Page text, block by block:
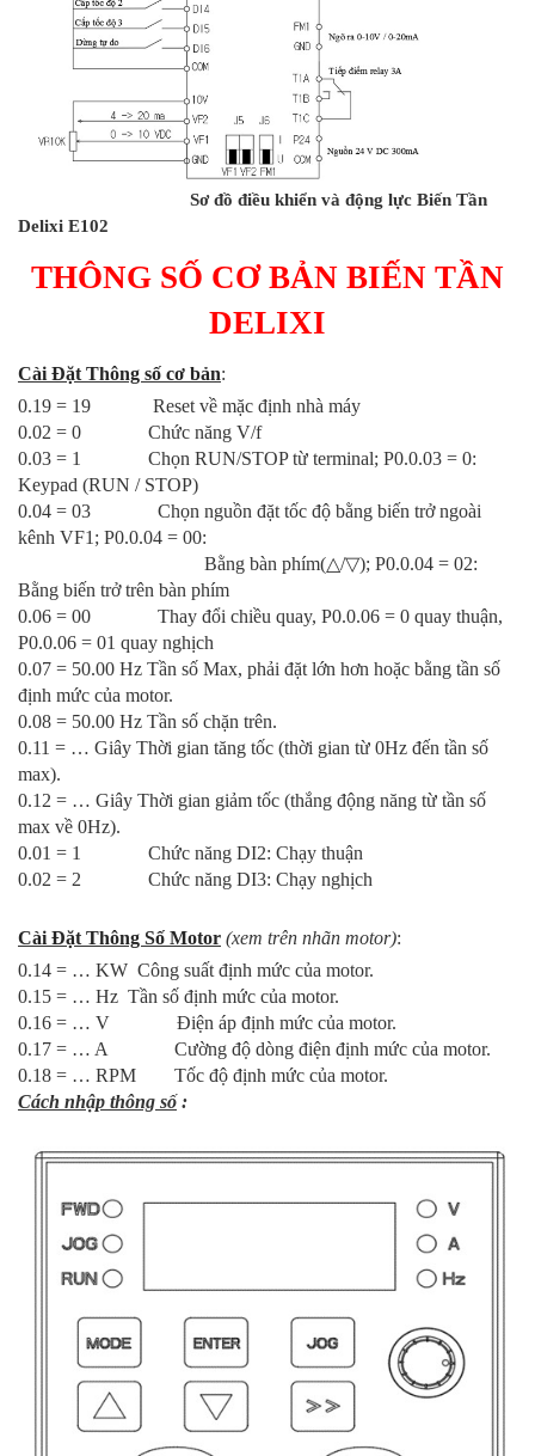
Sơ đồ điều khiển và động lực Biến Tần
Delixi E102
THÔNG SỐ CƠ BẢN BIẾN TẦN
DELIXI
Cài Đặt Thông số cơ bản:
0.19 = 19 Reset về mặc định nhà máy
0.02 = 0
Chức năng V/f
0.03 = 1
Chọn RUN/STOP từ terminal; P0.0.03 = 0:
Keypad (RUN / STOP)
0.04 = 03 Chọn nguồn đặt tốc độ bằng biến trở ngoài
kênh VF1; P0.0.04 = 00:
Bằng bàn phím(△/▽); P0.0.04 = 02:
Bằng biến trở trên bàn phím
0.06 = 00 Thay đổi chiều quay, P0.0.06 = 0 quay thuận,
P0.0.06 = 01 quay nghịch
0.07 = 50.00 Hz Tần số Max, phải đặt lớn hơn hoặc bằng tần số
định mức của motor.
0.08 = 50.00 Hz Tần số chặn trên.
0.11 = … Giây Thời gian tăng tốc (thời gian từ 0Hz đến tần số
max).
0.12 = … Giây Thời gian giảm tốc (thắng động năng từ tần số
max về 0Hz).
0.01 = 1
Chức năng DI2: Chạy thuận
0.02 = 2 Chức năng DI3: Chạy nghịch
Cài Đặt Thông Số Motor (xem trên nhãn motor):
0.14 = … KW Công suất định mức của motor.
0.15 = … Hz Tần số định mức của motor.
0.16 = … V Điện áp định mức của motor.
0.17 = … A Cường độ dòng điện định mức của motor.
0.18 = … RPM Tốc độ định mức của motor.
Cách nhập thông số: